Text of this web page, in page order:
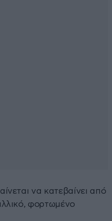
να κατεβαίνει από
φορτωμένο